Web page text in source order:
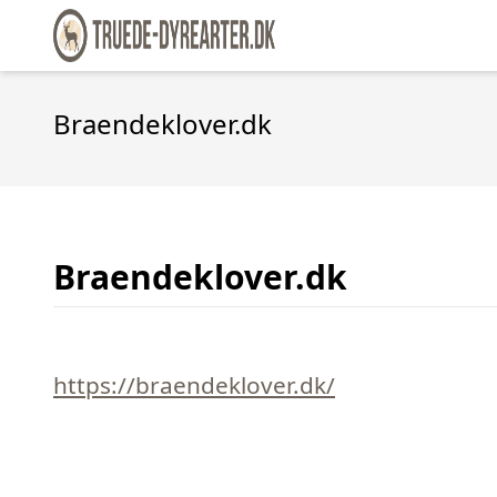
Braendeklover.dk
Braendeklover.dk
https://braendeklover.dk/